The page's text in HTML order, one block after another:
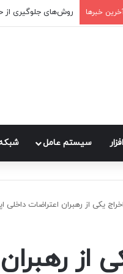
خبرها اپلیکیشن پیام‌رسان
سيستم عامل
اخراج یکی از رهبران اعتراضات داخلی
از